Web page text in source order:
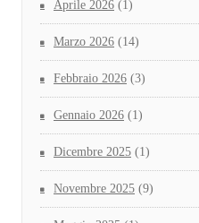
Aprile 2026 (1)
Marzo 2026 (14)
Febbraio 2026 (3)
Gennaio 2026 (1)
Dicembre 2025 (1)
Novembre 2025 (9)